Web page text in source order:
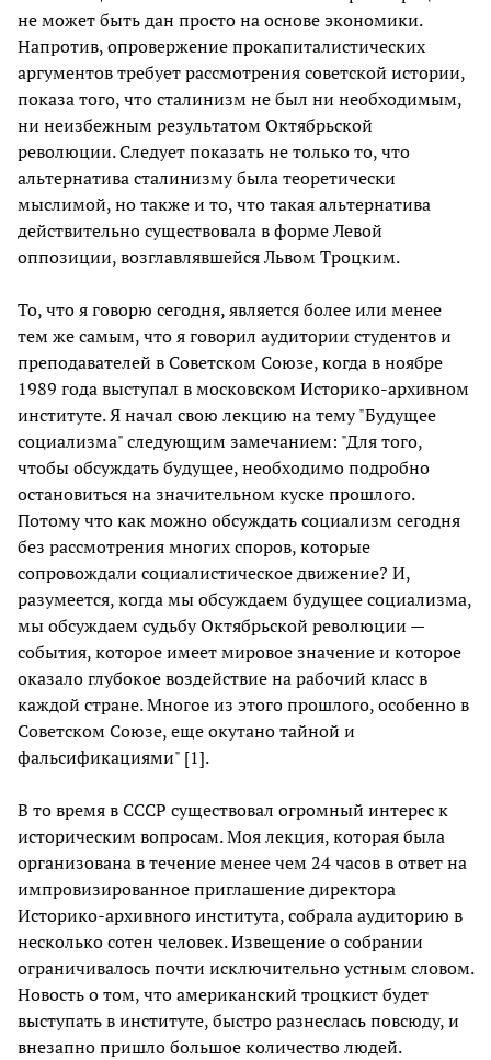
не может быть дан просто на основе экономики.
Напротив, опровержение прокапиталистических
аргументов требует рассмотрения советской истории,
показа того, что сталинизм не был ни необходимым,
ни неизбежным результатом Октябрьской
революции. Следует показать не только то, что
альтернатива сталинизму была теоретически
мыслимой, но также и то, что такая альтернатива
действительно существовала в форме Левой
оппозиции, возглавлявшейся Львом Троцким.
То, что я говорю сегодня, является более или менее
тем же самым, что я говорил аудитории студентов и
преподавателей в Советском Союзе, когда в ноябре
1989 года выступал в московском Историко-архивном
институте. Я начал свою лекцию на тему "Будущее
социализма" следующим замечанием: "Для того,
чтобы обсуждать будущее, необходимо подробно
остановиться на значительном куске прошлого.
Потому что как можно обсуждать социализм сегодня
без рассмотрения многих споров, которые
сопровождали социалистическое движение? И,
разумеется, когда мы обсуждаем будущее социализма,
мы обсуждаем судьбу Октябрьской революции —
события, которое имеет мировое значение и которое
оказало глубокое воздействие на рабочий класс в
каждой стране. Многое из этого прошлого, особенно в
Советском Союзе, еще окутано тайной и
фальсификациями" [1].
В то время в СССР существовал огромный интерес к
историческим вопросам. Моя лекция, которая была
организована в течение менее чем 24 часов в ответ на
импровизированное приглашение директора
Историко-архивного института, собрала аудиторию в
несколько сотен человек. Извещение о собрании
ограничивалось почти исключительно устным словом.
Новость о том, что американский троцкист будет
выступать в институте, быстро разнеслась повсюду, и
внезапно пришло большое количество людей.